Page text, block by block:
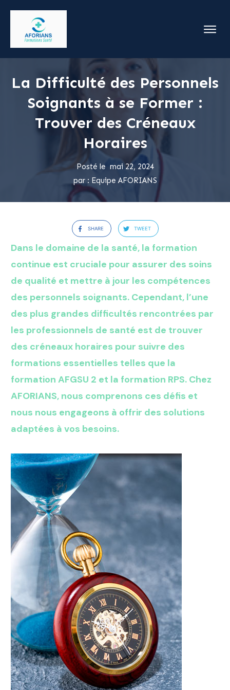
La Difficulté des Personnels
Soignants à se Former :
Trouver des Créneaux
Horaires
Posté le mai 22, 2024
par : Equipe AFORIANS
SHARE TWEET
Dans le domaine de la santé, la formation
continue est cruciale pour assurer des soins
de qualité et mettre à jour les compétences
des personnels soignants. Cependant, l’une
des plus grandes difficultés rencontrées par
les professionnels de santé est de trouver
des créneaux horaires pour suivre des
formations essentielles telles que la
formation AFGSU 2 et la formation RPS. Chez
AFORIANS, nous comprenons ces défis et
nous nous engageons à offrir des solutions
adaptées à vos besoins.